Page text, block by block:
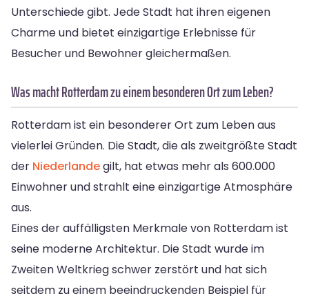
Unterschiede gibt. Jede Stadt hat ihren eigenen
Charme und bietet einzigartige Erlebnisse für
Besucher und Bewohner gleichermaßen.
Was macht Rotterdam zu einem besonderen Ort zum Leben?
Rotterdam ist ein besonderer Ort zum Leben aus
vielerlei Gründen. Die Stadt, die als zweitgrößte Stadt
der Niederlandegilt, hat etwas mehr als 600.000
Einwohner und strahlt eine einzigartige Atmosphäre
aus.
Eines der auffälligsten Merkmale von Rotterdam ist
seine moderne Architektur. Die Stadt wurde im
Zweiten Weltkrieg schwer zerstört und hat sich
seitdem zu einem beeindruckenden Beispiel für